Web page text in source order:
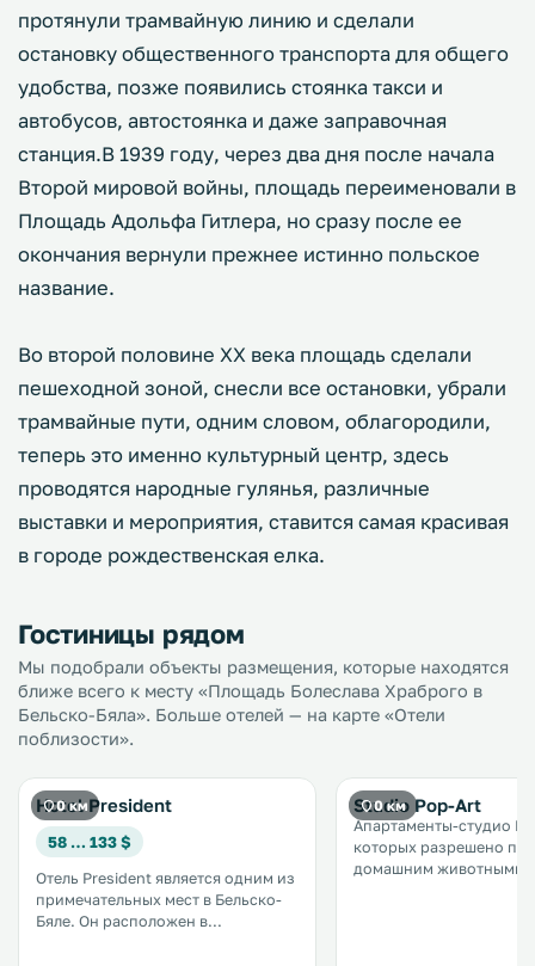
протянули трамвайную линию и сделали
остановку общественного транспорта для общего
удобства, позже появились стоянка такси и
автобусов, автостоянка и даже заправочная
станция.В 1939 году, через два дня после начала
Второй мировой войны, площадь переименовали в
Площадь Адольфа Гитлера, но сразу после ее
окончания вернули прежнее истинно польское
название.
Во второй половине XX века площадь сделали
пешеходной зоной, снесли все остановки, убрали
трамвайные пути, одним словом, облагородили,
теперь это именно культурный центр, здесь
проводятся народные гулянья, различные
выставки и мероприятия, ставится самая красивая
в городе рождественская елка.
Гостиницы рядом
Мы подобрали объекты размещения, которые находятся
ближе всего к месту «Площадь Болеслава Храброго в
Бельско-Бяла». Больше отелей — на карте «Отели
поблизости».
0 км
Hotel President
58 … 133 $
Отель President является одним из
примечательных мест в Бельско-
Бяле. Он расположен в
0 км
Studio Pop-Art
Апартаменты-студио
которых разрешено
домашним животными,